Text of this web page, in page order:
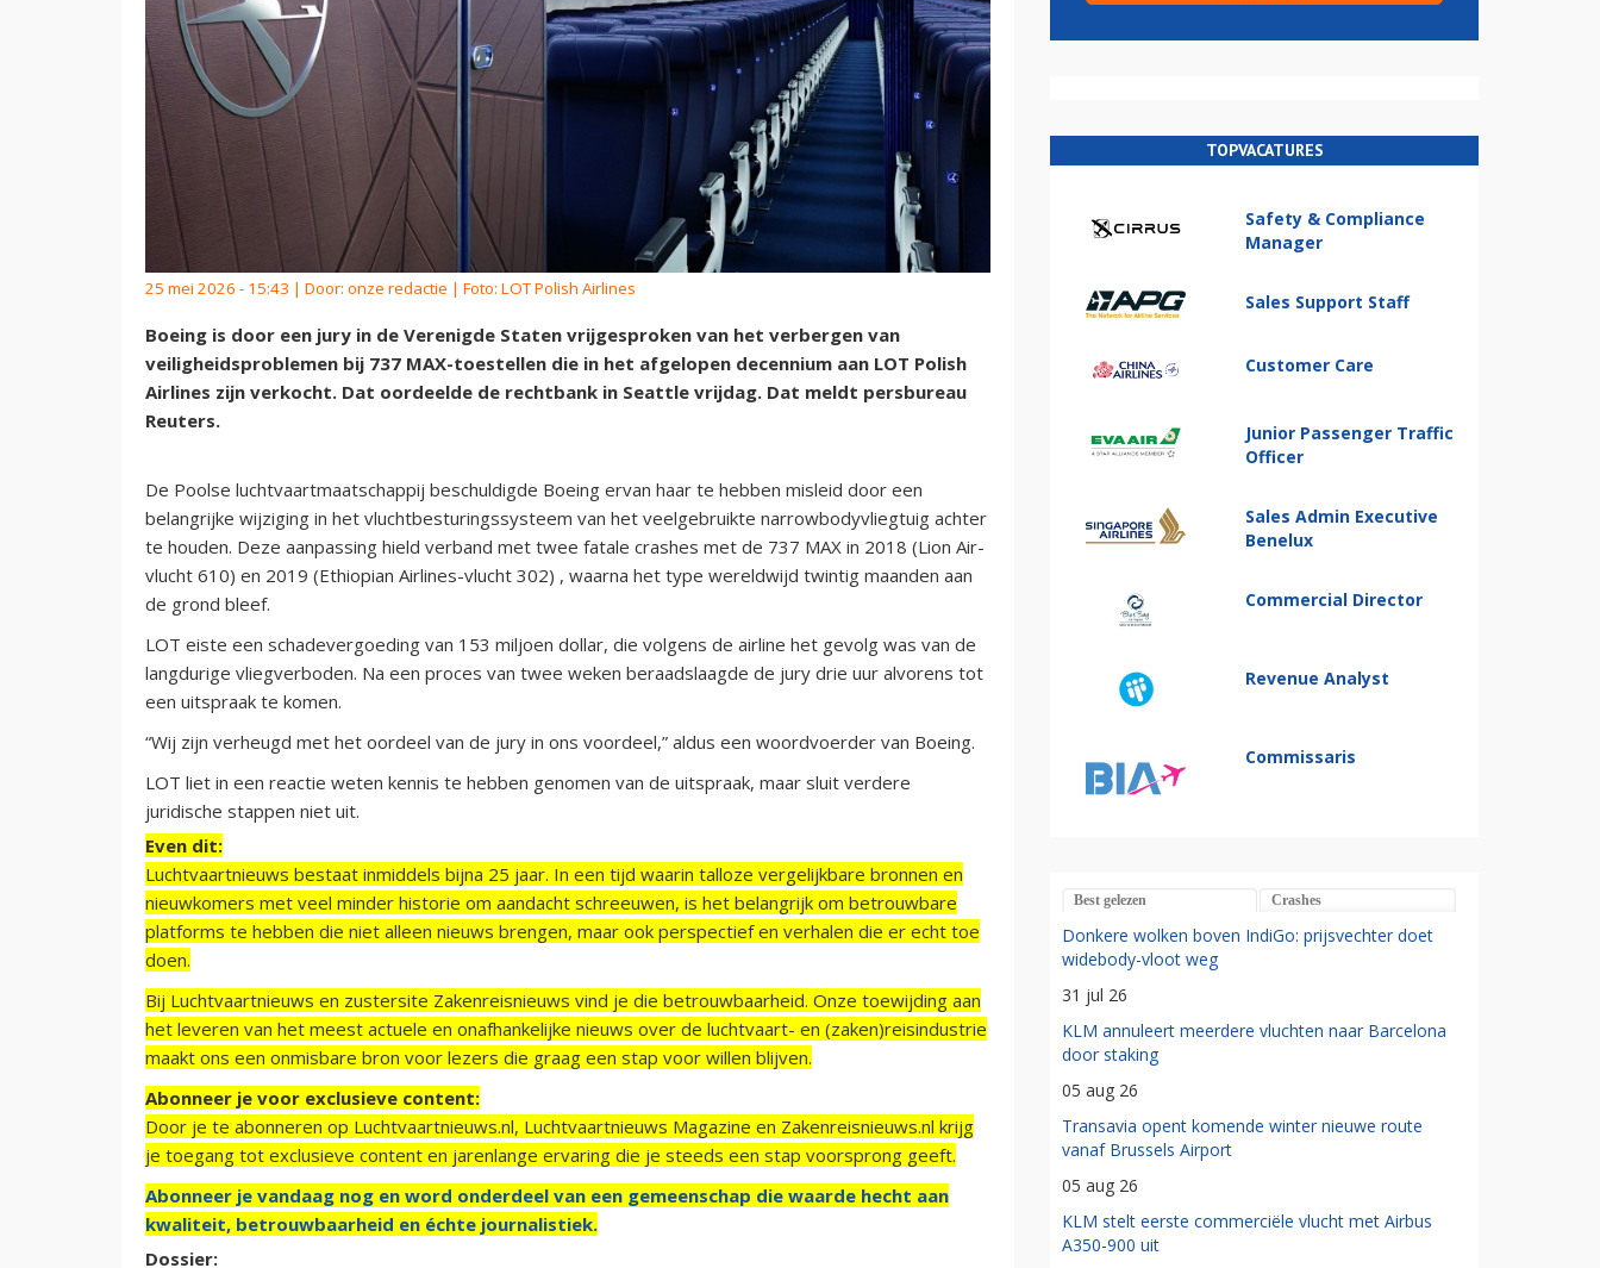
25 mei 2026 - 15:43 | Door: onze redactie | Foto: LOT Polish Airlines
Boeing is door een jury in de Verenigde Staten vrijgesproken van het verbergen van
veiligheidsproblemen bij 737 MAX-toestellen die in het afgelopen decennium aan LOT Polish
Airlines zijn verkocht. Dat oordeelde de rechtbank in Seattle vrijdag. Dat meldt persbureau
Reuters.
De Poolse luchtvaartmaatschappij beschuldigde Boeing ervan haar te hebben misleid door een
belangrijke wijziging in het vluchtbesturingssysteem van het veelgebruikte narrowbodyvliegtuig achter
te houden. Deze aanpassing hield verband met twee fatale crashes met de 737 MAX in 2018 (Lion Air-
vlucht 610) en 2019 (Ethiopian Airlines-vlucht 302) , waarna het type wereldwijd twintig maanden aan
de grond bleef.
LOT eiste een schadevergoeding van 153 miljoen dollar, die volgens de airline het gevolg was van de
langdurige vliegverboden. Na een proces van twee weken beraadslaagde de jury drie uur alvorens tot
een uitspraak te komen.
“Wij zijn verheugd met het oordeel van de jury in ons voordeel,” aldus een woordvoerder van Boeing.
LOT liet in een reactie weten kennis te hebben genomen van de uitspraak, maar sluit verdere
juridische stappen niet uit.
Even dit:
Luchtvaartnieuws bestaat inmiddels bijna 25 jaar. In een tijd waarin talloze vergelijkbare bronnen en
nieuwkomers met veel minder historie om aandacht schreeuwen, is het belangrijk om betrouwbare
platforms te hebben die niet alleen nieuws brengen, maar ook perspectief en verhalen die er echt toe
doen.
Bij Luchtvaartnieuws en zustersite Zakenreisnieuws vind je die betrouwbaarheid. Onze toewijding aan
het leveren van het meest actuele en onafhankelijke nieuws over de luchtvaart- en (zaken)reisindustrie
maakt ons een onmisbare bron voor lezers die graag een stap voor willen blijven.
Abonneer je voor exclusieve content:
Door je te abonneren op Luchtvaartnieuws.nl, Luchtvaartnieuws Magazine en Zakenreisnieuws.nl krijg
je toegang tot exclusieve content en jarenlange ervaring die je steeds een stap voorsprong geeft.
Abonneer je vandaag nog en word onderdeel van een gemeenschap die waarde hecht aan
kwaliteit, betrouwbaarheid en échte journalistiek.
Dossier:
TOPVACATURES
Safety & Compliance
Manager
Sales Support Staff
Customer Care
Junior Passenger Traffic
Officer
Sales Admin Executive
Benelux
Commercial Director
Revenue Analyst
Commissaris
Best gelezen Crashes
Donkere wolken boven IndiGo: prijsvechter doet
widebody-vloot weg
31 jul 26
KLM annuleert meerdere vluchten naar Barcelona
door staking
05 aug 26
Transavia opent komende winter nieuwe route
vanaf Brussels Airport
05 aug 26
KLM stelt eerste commerciële vlucht met Airbus
A350-900 uit